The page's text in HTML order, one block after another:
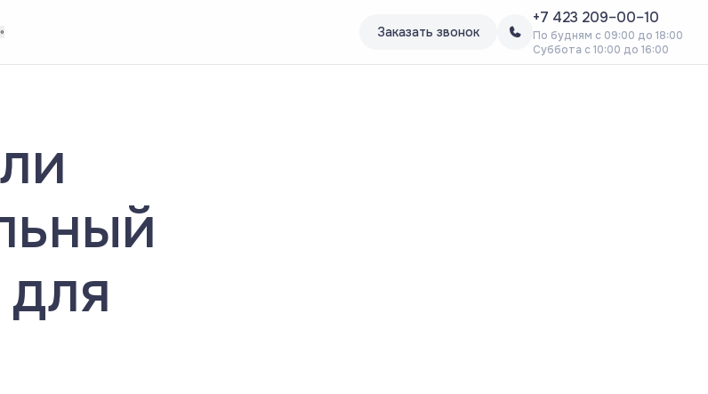
Заказать звонок
+7 423 209–00–10
По будням с 09:00 до 18:00
Суббота с 10:00 до 16:00